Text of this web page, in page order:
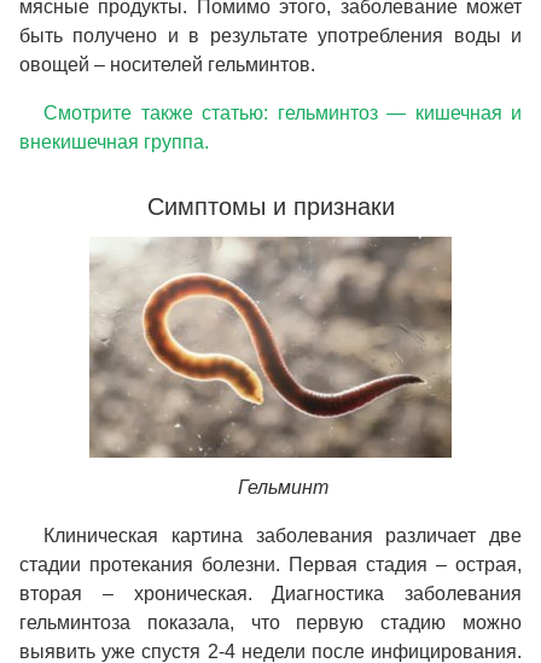
мясные продукты. Помимо этого, заболевание может
быть получено и в результате употребления воды и
овощей – носителей гельминтов.
Смотрите также статью: гельминтоз — кишечная и
внекишечная группа.
Симптомы и признаки
Гельминт
Клиническая картина заболевания различает две
стадии протекания болезни. Первая стадия – острая,
вторая – хроническая. Диагностика заболевания
гельминтоза показала, что первую стадию можно
выявить уже спустя 2-4 недели после инфицирования.